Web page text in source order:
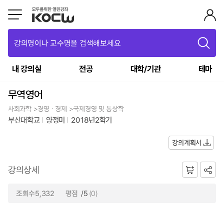
강의명이나 교수명을 검색해보세요
내 강의실 전공 대학/기관 테마
무역영어
사회과학 >경영ㆍ경제 >국제경영 및 통상학
부산대학교 양정미 2018년2학기
강의계획서
강의상세
조회수5,332 평점 /5 (0)